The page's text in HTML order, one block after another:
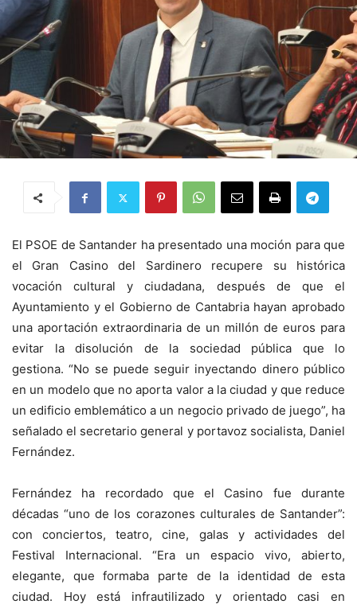
El PSOE de Santander ha presentado una moción para que
el Gran Casino del Sardinero recupere su histórica
vocación cultural y ciudadana, después de que el
Ayuntamiento y el Gobierno de Cantabria hayan aprobado
una aportación extraordinaria de un millón de euros para
evitar la disolución de la sociedad pública que lo
gestiona. “No se puede seguir inyectando dinero público
en un modelo que no aporta valor a la ciudad y que reduce
un edificio emblemático a un negocio privado de juego”, ha
señalado el secretario general y portavoz socialista, Daniel
Fernández.
Fernández ha recordado que el Casino fue durante
décadas “uno de los corazones culturales de Santander”:
con conciertos, teatro, cine, galas y actividades del
Festival Internacional. “Era un espacio vivo, abierto,
elegante, que formaba parte de la identidad de esta
ciudad. Hoy está infrautilizado y orientado casi en